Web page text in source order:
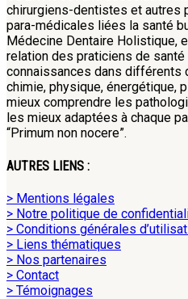
chirurgiens-dentistes et autres
para-médicales liées la santé
Médecine Dentaire Holistique,
relation des praticiens de
connaissances dans différents
chimie, physique, énergétique,
mieux comprendre les
les mieux adaptées à chaque
“Primum non nocere”.
AUTRES LIENS :
> Mentions légales
> Notre politique de
> Conditions générales
> Liens thématiques
> Nos partenaires
> Contact
> Témoignages